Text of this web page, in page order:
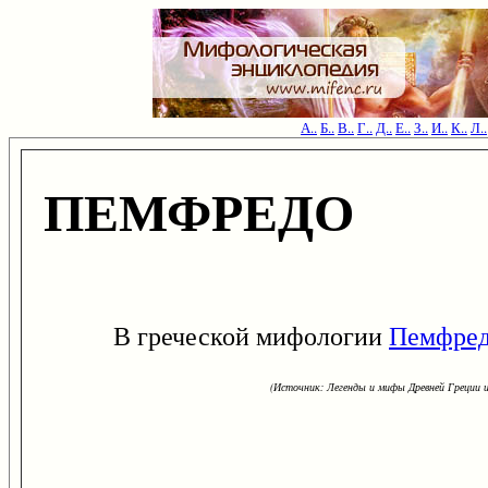
А..Б..В..Г..Д..Е..З..И..К..Л..
ПЕМФРЕДО
В греческой мифологии
(Источник: Легенды и мифы Древней